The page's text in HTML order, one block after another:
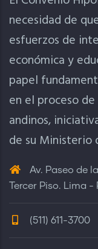
necesidad de
esfuerzos de
económica y
papel
en el proceso
andinos,
de su Ministerio
Av. Paseo de
Tercer Piso. Lima -
(511) 611-3700